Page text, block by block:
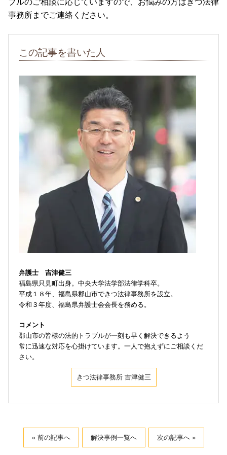
ブルのご相談に応じていますので、お悩みの方はきつ法律
事務所までご連絡ください。
この記事を書いた人
弁護士 吉津健三
福島県只見町出身。中央大学法学部法律学科卒。
平成１８年、福島県郡山市できつ法律事務所を設立。
令和３年度、福島県弁護士会会長を務める。
コメント
郡山市の皆様の法的トラブルが一刻も早く解決できるよう
常に迅速な対応を心掛けています。一人で抱えずにご相談くだ
さい。
きつ法律事務所 吉津健三
« 前の記事へ 解決事例一覧へ 次の記事へ »